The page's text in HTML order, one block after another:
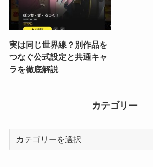
実は同じ世界線？別作品を
つなぐ公式設定と共通キャ
ラを徹底解説
カテゴリー